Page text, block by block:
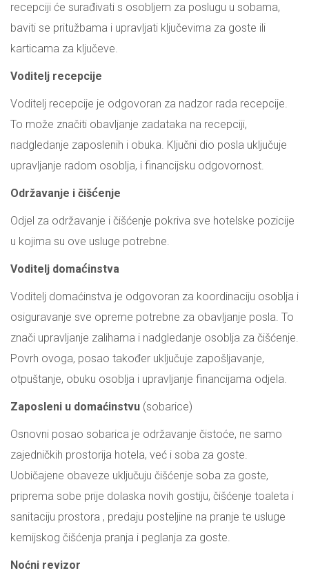
recepciji će surađivati s osobljem za poslugu u sobama,
baviti se pritužbama i upravljati ključevima za goste ili
karticama za ključeve.
Voditelj recepcije
Voditelj recepcije je odgovoran za nadzor rada recepcije.
To može značiti obavljanje zadataka na recepciji,
nadgledanje zaposlenih i obuka. Ključni dio posla uključuje
upravljanje radom osoblja, i financijsku odgovornost.
Održavanje i čišć́enje
Odjel za održavanje i čišćenje pokriva sve hotelske pozicije
u kojima su ove usluge potrebne.
Voditelj domać́instva
Voditelj domaćinstva je odgovoran za koordinaciju osoblja i
osiguravanje sve opreme potrebne za obavljanje posla. To
znači upravljanje zalihama i nadgledanje osoblja za čišćenje.
Povrh ovoga, posao također uključuje zapošljavanje,
otpuštanje, obuku osoblja i upravljanje financijama odjela.
Zaposleni u domaćinstvu (sobarice)
Osnovni posao sobarica je održavanje čistoće, ne samo
zajedničkih prostorija hotela, već i soba za goste.
Uobičajene obaveze uključuju čišćenje soba za goste,
priprema sobe prije dolaska novih gostiju, čišćenje toaleta i
sanitaciju prostora , predaju posteljine na pranje te usluge
kemijskog čišćenja pranja i peglanja za goste.
Noćni revizor